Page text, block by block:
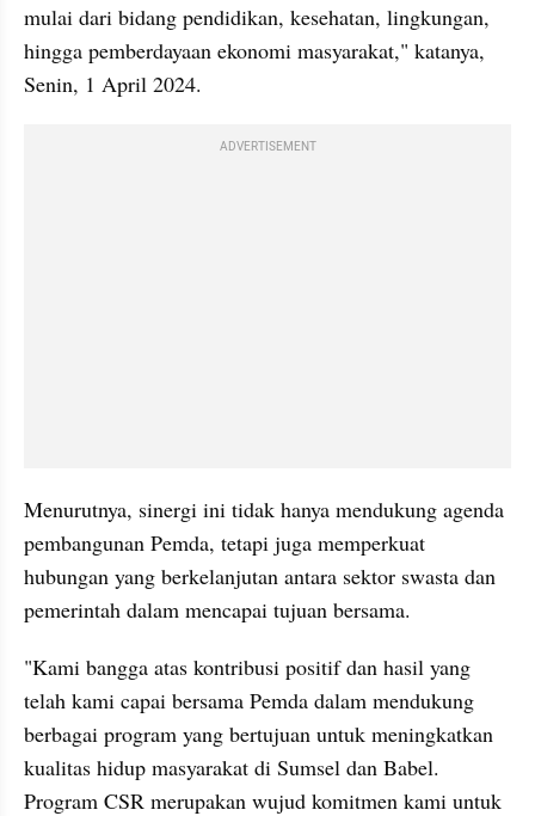
mulai dari bidang pendidikan, kesehatan, lingkungan,
hingga pemberdayaan ekonomi masyarakat," katanya,
Senin, 1 April 2024.
ADVERTISEMENT
Menurutnya, sinergi ini tidak hanya mendukung agenda
pembangunan Pemda, tetapi juga memperkuat
hubungan yang berkelanjutan antara sektor swasta dan
pemerintah dalam mencapai tujuan bersama.
"Kami bangga atas kontribusi positif dan hasil yang
telah kami capai bersama Pemda dalam mendukung
berbagai program yang bertujuan untuk meningkatkan
kualitas hidup masyarakat di Sumsel dan Babel.
Program CSR merupakan wujud komitmen kami untuk